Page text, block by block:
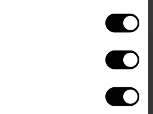
être intéressé